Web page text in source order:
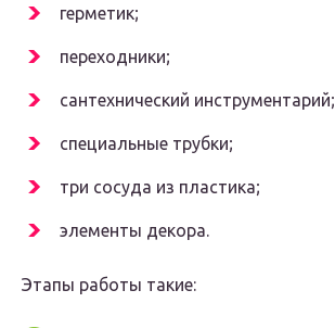
герметик;
переходники;
сантехнический инструментарий;
специальные трубки;
три сосуда из пластика;
элементы декора.
Этапы работы такие: